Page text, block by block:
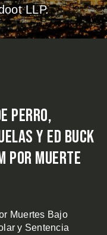
LLP.
Perro,
y Ed Buck
por Muerte
Muertes Bajo
y Sentencia